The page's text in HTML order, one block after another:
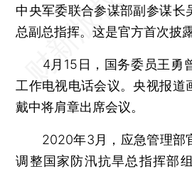
中央军委联合参谋部副参谋长
总副总指挥。这是官方首次披
4月15日，国务委员王勇
工作电视电话会议。央视报道
戴中将肩章出席会议。
2020年3月，应急管理部
调整国家防汛抗旱总指挥部